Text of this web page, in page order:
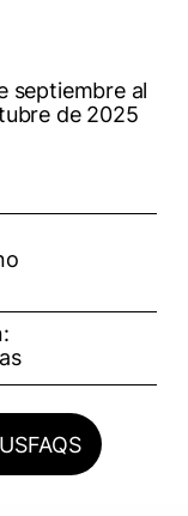
FAQS
septiembre al
de 2025